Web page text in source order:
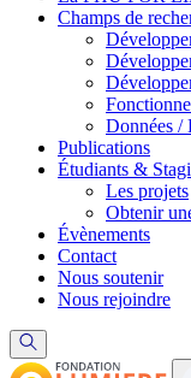
Champs de
Données /
Publications
Étudiants &
Les projets
Obtenir
Évènements
Contact
Nous soutenir
Nous rejoindre